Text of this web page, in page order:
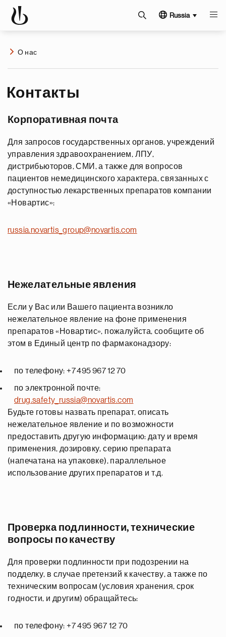
Russia
О нас
Контакты
Корпоративная почта
Для запросов государственных органов, учреждений
управления здравоохранением, ЛПУ,
дистрибьюторов, СМИ, а также для вопросов
пациентов немедицинского характера, связанных с
доступностью лекарственных препаратов компании
«Новартис»:
russia.novartis_group@novartis.com
Нежелательные явления
Если у Вас или Вашего пациента возникло
нежелательное явление на фоне применения
препаратов «Новартис», пожалуйста, сообщите об
этом в Единый центр по фармаконадзору:
по телефону: +7 495 967 12 70
по электронной почте:
drug.safety_russia@novartis.com
Будьте готовы назвать препарат, описать
нежелательное явление и по возможности
предоставить другую информацию: дату и время
применения, дозировку, серию препарата
(напечатана на упаковке), параллельное
использование других препаратов и т.д.
Проверка подлинности, технические
вопросы по качеству
Для проверки подлинности при подозрении на
подделку, в случае претензий к качеству, а также по
техническим вопросам (условия хранения, срок
годности, и другим) обращайтесь:
по телефону: +7 495 967 12 70